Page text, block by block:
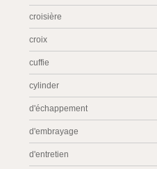
croisière
croix
cuffie
cylinder
d'échappement
d'embrayage
d'entretien